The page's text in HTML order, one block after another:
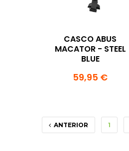
CASCO ABUS
MACATOR - STEEL
BLUE
59,95 €
ANTERIOR 1